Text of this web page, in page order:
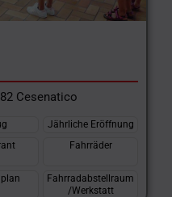
Cesenatico
Jährliche Eröffnung
Fahrräder
Fahrradabstellraum
/Werkstatt